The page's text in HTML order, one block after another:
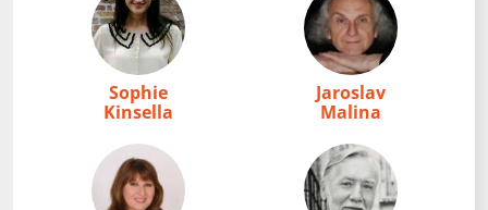
Sophie
Kinsella
Jaroslav
Malina